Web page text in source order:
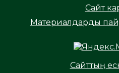
Сайт
Материалдарды
Сайттың